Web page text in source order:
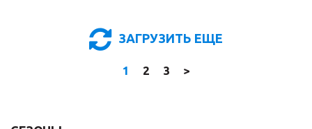
ЗАГРУЗИТЬ ЕЩЕ
1 2 3 >